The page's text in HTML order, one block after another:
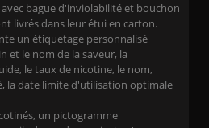
avec bague d'inviolabilité et bouchon
livrés dans leur étui en carton.
un étiquetage personnalisé
et le nom de la saveur, la
le taux de nicotine, le nom,
la date limite d'utilisation optimale
un pictogramme